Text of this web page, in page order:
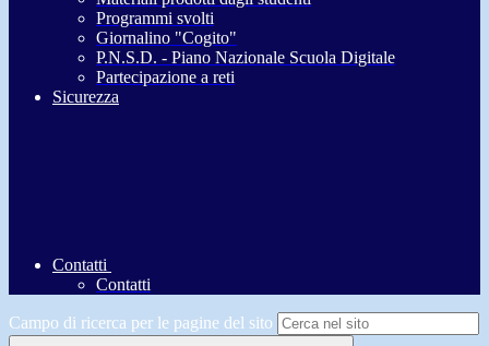
Programmi svolti
Giornalino "Cogito"
P.N.S.D. - Piano Nazionale Scuola Digitale
Partecipazione a reti
Sicurezza
Contatti
Contatti
Campo di ricerca per le pagine del sito